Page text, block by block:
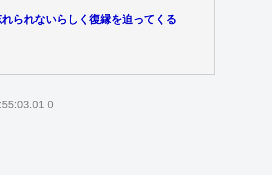
られないらしく復縁を迫ってくる
0